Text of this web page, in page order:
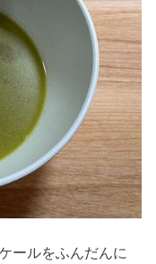
ールをふんだんに